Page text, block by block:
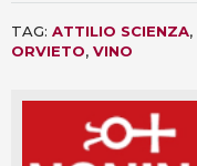
TAG: ATTILIO SCIENZA,
ORVIETO, VINO